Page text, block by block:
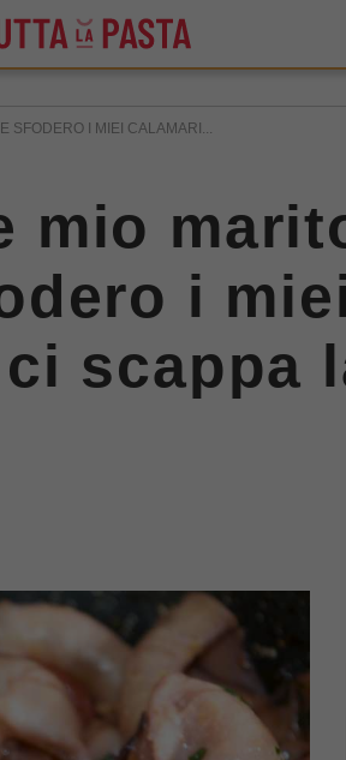
SFODERO I MIEI CALAMARI...
mio
i
scappa